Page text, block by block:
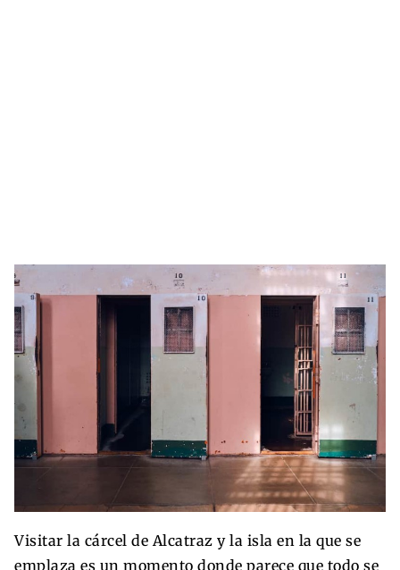
Visitar la cárcel de Alcatraz y la isla en la que se
emplaza es un momento donde parece que todo se